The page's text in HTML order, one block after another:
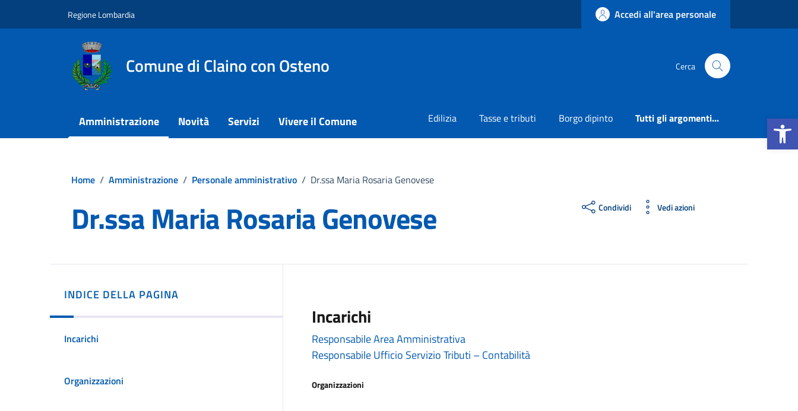
Apri la
Regione Lombardia Accedi all'area personale
Comune di Claino con Osteno Cerca
Amministrazione Novità Servizi Vivere il Comune Edilizia Tasse e tributi Borgo dipinto Tutti gli argomenti...
Home / Amministrazione / Personale amministrativo / Dr.ssa Maria Rosaria Genovese
Dr.ssa Maria Rosaria Genovese Condividi Vedi azioni
INDICE DELLA PAGINA
Incarichi
Organizzazioni
Incarichi
Responsabile Area Amministrativa
Responsabile Ufficio Servizio Tributi – Contabilità
Organizzazioni